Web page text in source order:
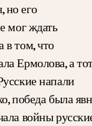
но его
мог ждать
в том, что
Ермолова, а
напали
победа была
войны